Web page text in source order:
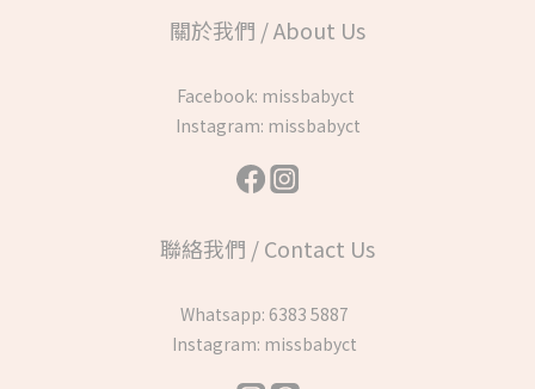
關於我們 / About Us
Facebook: missbabyct
Instagram: missbabyct
聯絡我們 / Contact Us
Whatsapp: 6383 5887
Instagram: missbabyct